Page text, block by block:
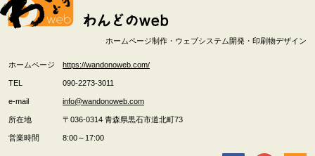
ホームページ制作・ウェブシステム開発・印刷物デザイン
ホームページ https://wandonoweb.com/
TEL 090-2273-3011
e-mail info@wandonoweb.com
所在地 〒036-0314 青森県黒石市道北町73
営業時間 8:00～17:00